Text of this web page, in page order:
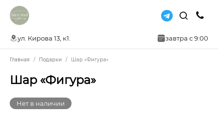
ул. Кирова 13, к1. завтра с 9:00
Главная Подарки Шар «Фигура»
Шар «Фигура»
Нет в наличии